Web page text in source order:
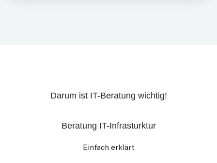
Darum ist IT-Beratung wichtig!
Beratung IT-Infrasturktur
Einfach erklärt